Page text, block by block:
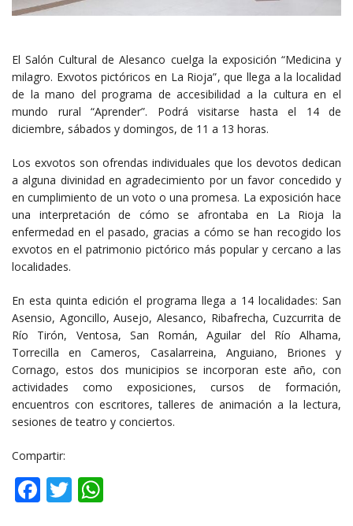
El Salón Cultural de Alesanco cuelga la exposición “Medicina y
milagro. Exvotos pictóricos en La Rioja”, que llega a la localidad
de la mano del programa de accesibilidad a la cultura en el
mundo rural “Aprender”. Podrá visitarse hasta el 14 de
diciembre, sábados y domingos, de 11 a 13 horas.
Los exvotos son ofrendas individuales que los devotos dedican
a alguna divinidad en agradecimiento por un favor concedido y
en cumplimiento de un voto o una promesa. La exposición hace
una interpretación de cómo se afrontaba en La Rioja la
enfermedad en el pasado, gracias a cómo se han recogido los
exvotos en el patrimonio pictórico más popular y cercano a las
localidades.
En esta quinta edición el programa llega a 14 localidades: San
Asensio, Agoncillo, Ausejo, Alesanco, Ribafrecha, Cuzcurrita de
Río Tirón, Ventosa, San Román, Aguilar del Río Alhama,
Torrecilla en Cameros, Casalarreina, Anguiano, Briones y
Cornago, estos dos municipios se incorporan este año, con
actividades como exposiciones, cursos de formación,
encuentros con escritores, talleres de animación a la lectura,
sesiones de teatro y conciertos.
Compartir:
Facebook
Twitter